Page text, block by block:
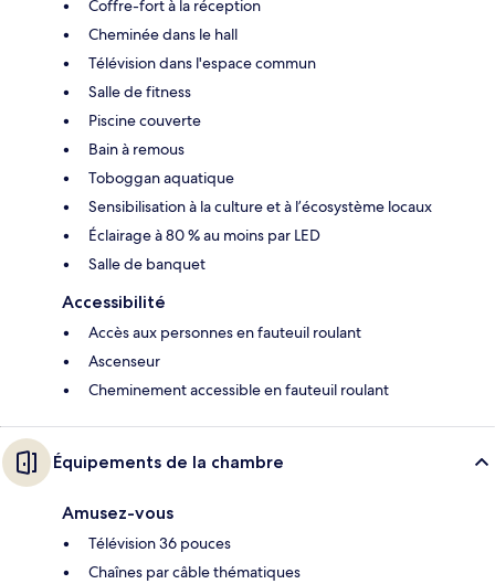
Coffre-fort à la réception
Cheminée dans le hall
Télévision dans l'espace commun
Salle de fitness
Piscine couverte
Bain à remous
Toboggan aquatique
Sensibilisation à la culture et à l’écosystème locaux
Éclairage à 80 % au moins par LED
Salle de banquet
Accessibilité
Accès aux personnes en fauteuil roulant
Ascenseur
Cheminement accessible en fauteuil roulant
Équipements de la chambre
Amusez-vous
Télévision 36 pouces
Chaînes par câble thématiques